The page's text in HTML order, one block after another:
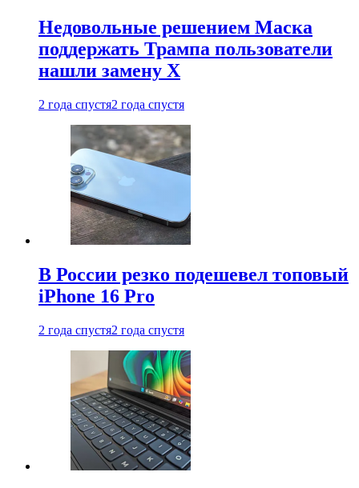
Недовольные решением Маска
поддержать Трампа пользователи
нашли замену X
2 года спустя2 года спустя
В России резко подешевел топовый
iPhone 16 Pro
2 года спустя2 года спустя